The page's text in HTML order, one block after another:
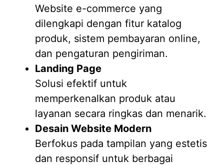
Website e-commerce yang
dilengkapi dengan fitur katalog
produk, sistem pembayaran online,
dan pengaturan pengiriman.
Landing Page
Solusi efektif untuk
memperkenalkan produk atau
layanan secara ringkas dan menarik.
Desain Website Modern
Berfokus pada tampilan yang estetis
dan responsif untuk berbagai